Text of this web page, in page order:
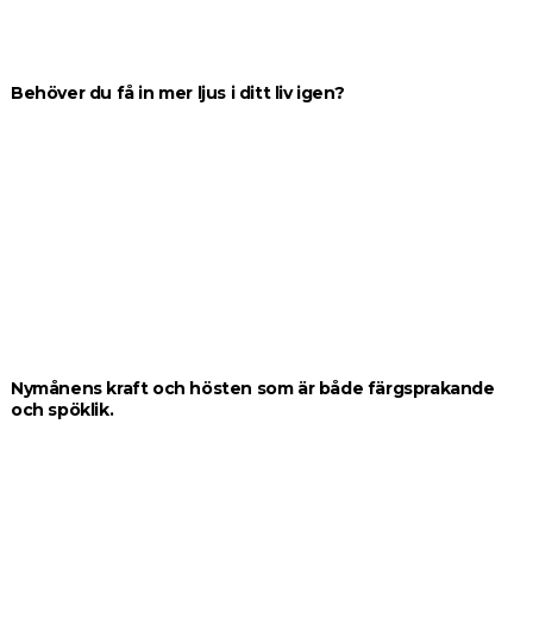
Behöver du få in mer ljus i ditt liv igen?
Nymånens kraft och hösten som är både färgsprakande
och spöklik.